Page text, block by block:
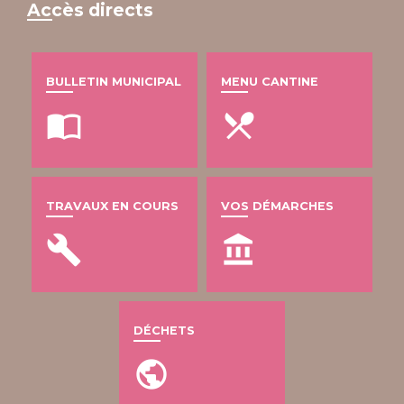
Accès directs
BULLETIN MUNICIPAL
import_contacts
MENU CANTINE
local_dining
TRAVAUX EN COURS
build
VOS DÉMARCHES
account_balance
DÉCHETS
public